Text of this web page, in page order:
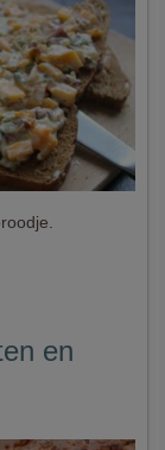
en